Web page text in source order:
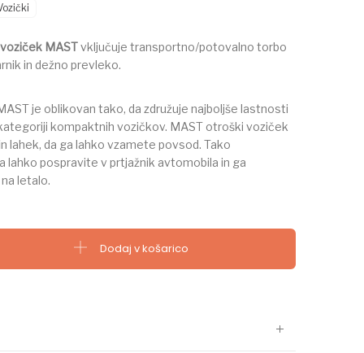
MASTvključuje transportno/potovalno torbo
in dežno prevleko.
je oblikovan tako, da združuje najboljše lastnosti
kompaktnih vozičkov. MAST otroški voziček
lahek, da ga lahko vzamete povsod. Tako
lahko pospravite v prtjažnik avtomobila in ga
letalo.
za voziček M2 količina
Dodaj v košarico